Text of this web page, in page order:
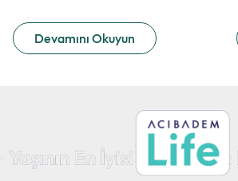
Devamını Okuyun